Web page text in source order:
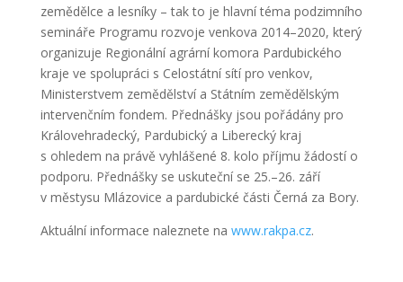
zemědělce a lesníky – tak to je hlavní téma podzimního
semináře Programu rozvoje venkova 2014–2020, který
organizuje Regionální agrární komora Pardubického
kraje ve spolupráci s Celostátní sítí pro venkov,
Ministerstvem zemědělství a Státním zemědělským
intervenčním fondem. Přednášky jsou pořádány pro
Královehradecký, Pardubický a Liberecký kraj
s ohledem na právě vyhlášené 8. kolo příjmu žádostí o
podporu. Přednášky se uskuteční se 25.–26. září
v městysu Mlázovice a pardubické části Černá za Bory.
Aktuální informace naleznete na www.rakpa.cz.